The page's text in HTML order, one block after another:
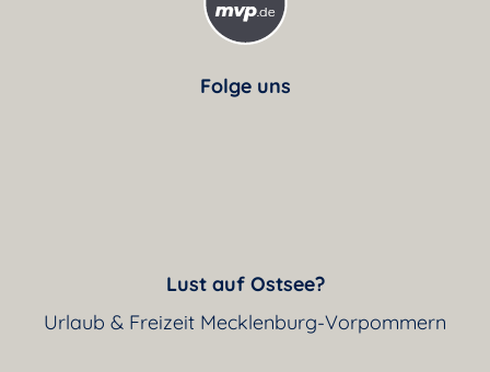
Folge uns
Lust auf Ostsee?
Urlaub & Freizeit Mecklenburg-Vorpommern